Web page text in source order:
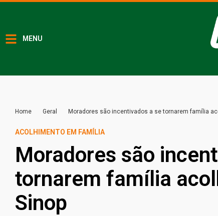
MENU
Home Geral Moradores são incentivados a se tornarem família
ACOLHIMENTO EM FAMÍLIA
Moradores são
tornarem família
Sinop